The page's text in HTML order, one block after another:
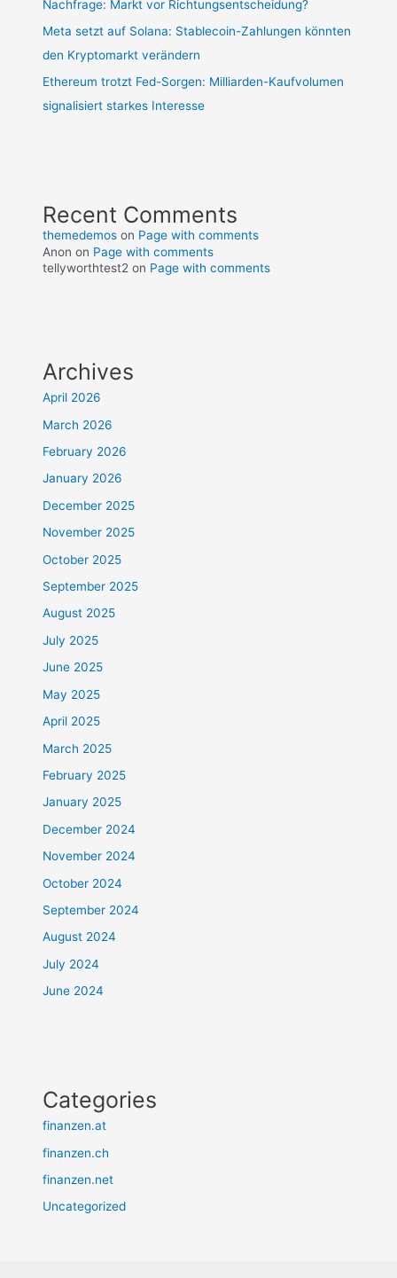
Nachfrage: Markt vor Richtungsentscheidung?
Meta setzt auf Solana: Stablecoin-Zahlungen könnten
den Kryptomarkt verändern
Ethereum trotzt Fed-Sorgen: Milliarden-Kaufvolumen
signalisiert starkes Interesse
Recent Comments
themedemos on Page with comments
Anon on Page with comments
tellyworthtest2 on Page with comments
Archives
April 2026
March 2026
February 2026
January 2026
December 2025
November 2025
October 2025
September 2025
August 2025
July 2025
June 2025
May 2025
April 2025
March 2025
February 2025
January 2025
December 2024
November 2024
October 2024
September 2024
August 2024
July 2024
June 2024
Categories
finanzen.at
finanzen.ch
finanzen.net
Uncategorized